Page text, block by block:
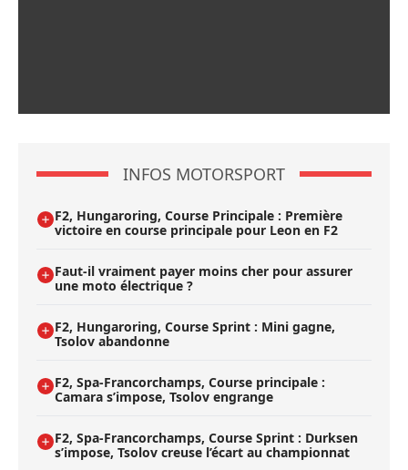
INFOS MOTORSPORT
F2, Hungaroring, Course Principale : Première
victoire en course principale pour Leon en F2
Faut-il vraiment payer moins cher pour assurer
une moto électrique ?
F2, Hungaroring, Course Sprint : Mini gagne,
Tsolov abandonne
F2, Spa-Francorchamps, Course principale :
Camara s’impose, Tsolov engrange
F2, Spa-Francorchamps, Course Sprint : Durksen
s’impose, Tsolov creuse l’écart au championnat